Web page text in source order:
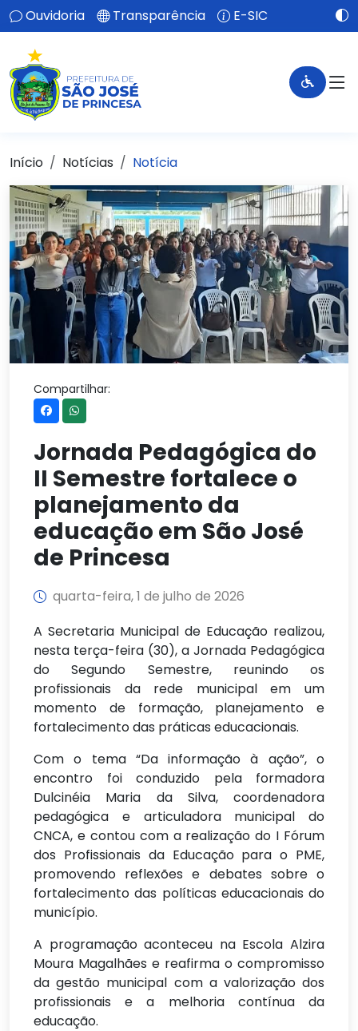
Ouvidoria Transparência E-SIC
Início Notícias Notícia
Compartilhar:
Jornada Pedagógica do
II Semestre fortalece o
planejamento da
educação em São José
de Princesa
quarta-feira, 1 de julho de 2026
A Secretaria Municipal de Educação realizou,
nesta terça-feira (30), a Jornada Pedagógica
do Segundo Semestre, reunindo os
profissionais da rede municipal em um
momento de formação, planejamento e
fortalecimento das práticas educacionais.
Com o tema “Da informação à ação”, o
encontro foi conduzido pela formadora
Dulcinéia Maria da Silva, coordenadora
pedagógica e articuladora municipal do
CNCA, e contou com a realização do I Fórum
dos Profissionais da Educação para o PME,
promovendo reflexões e debates sobre o
fortalecimento das políticas educacionais do
município.
A programação aconteceu na Escola Alzira
Moura Magalhães e reafirma o compromisso
da gestão municipal com a valorização dos
profissionais e a melhoria contínua da
educação.